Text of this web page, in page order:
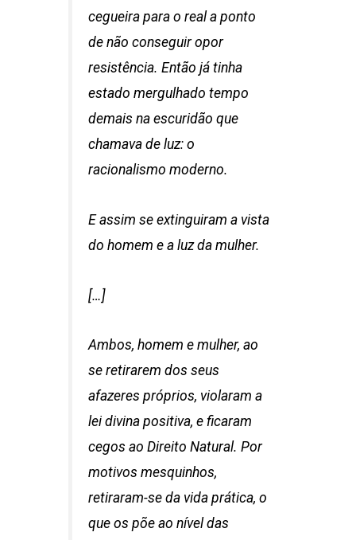
cegueira para o real a ponto
de não conseguir opor
resistência. Então já tinha
estado mergulhado tempo
demais na escuridão que
chamava de luz: o
racionalismo moderno.
E assim se extinguiram a vista
do homem e a luz da mulher.
[…]
Ambos, homem e mulher, ao
se retirarem dos seus
afazeres próprios, violaram a
lei divina positiva, e ficaram
cegos ao Direito Natural. Por
motivos mesquinhos,
retiraram-se da vida prática, o
que os põe ao nível das